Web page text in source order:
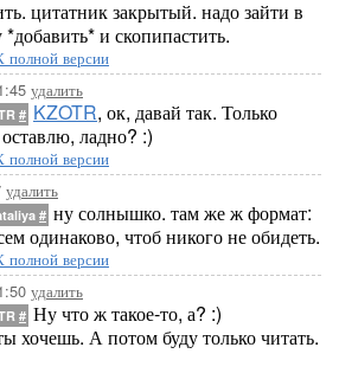
цитатник закрытый. надо зайти в
и скопипастить.
полной версии
удалить
# KZOTR, ок, давай так. Только
ладно? :)
полной версии
удалить
# ну солнышко. там же ж формат:
одинаково, чтоб никого не обидеть.
полной версии
удалить
# Ну что ж такое-то, а? :)
хочешь. А потом буду только читать.